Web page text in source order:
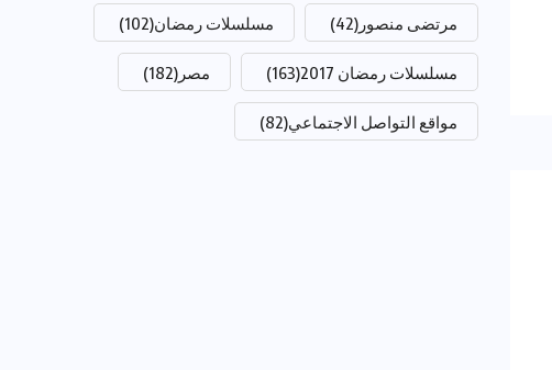
مرتضى منصور (42) مسلسلات رمضان(102)
مسلسلات رمضان 2017 (163) مصر (182)
مواقع التواصل الاجتماعي(82)